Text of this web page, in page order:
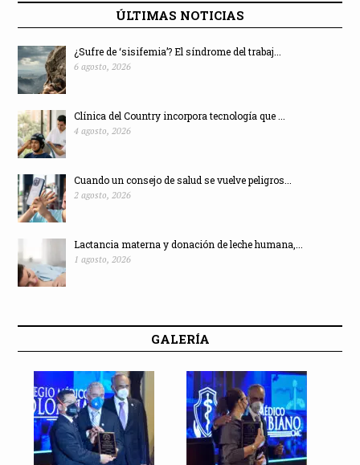
ÚLTIMAS NOTICIAS
¿Sufre de ‘sisifemia’? El síndrome del trabaj...
6 agosto, 2026
Clínica del Country incorpora tecnología que ...
4 agosto, 2026
Cuando un consejo de salud se vuelve peligros...
2 agosto, 2026
Lactancia materna y donación de leche humana,...
1 agosto, 2026
GALERÍA